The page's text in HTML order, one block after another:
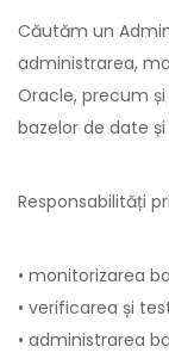
Căutăm un
administrarea,
Oracle, precum
bazelor de date
Responsabilități
• monitorizarea
• verificarea și
• administrarea